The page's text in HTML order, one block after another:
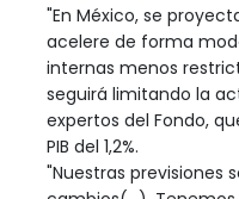
"En México, se
acelere de forma
internas menos
seguirá limitando la
expertos del Fondo,
PIB del 1,2%.
"Nuestras previsiones